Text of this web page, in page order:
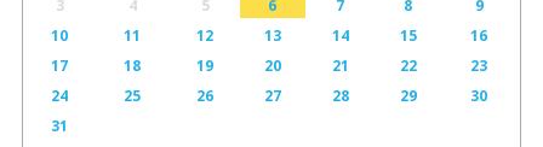
3
4 5 6 7 8
9
10
11 12 13 14 15
16
17
18 19 20 21 22
23
24
25 26 27 28 29
30
31